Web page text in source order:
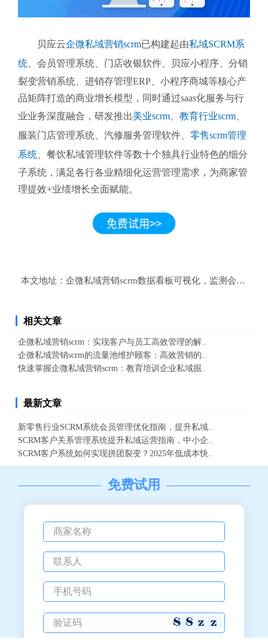
贝应云企微私域营销scrm已构建起由私域SCRM系
统 、会员管理系统、门店收银软件、贝应小程序、分销
裂变营销系统、进销存管理ERP、小程序商城等核心产
品矩阵打造的商业增长模型，同时通过saas化服务与行
业业务深度融合，研发推出美业scrm 教育行业scrm
服装门店管理系统、汽修服务管理软件、 零售scrm管理
系统 、餐饮私域管理软件等数十个独具行业特色的细分
子系统，满足各行各业精细化运营管理需求，为商家管
理提效+业绩增长全面赋能。
本文地址： 企微私域营销scrm数据看板可视化，监测会话质量
相关文章
企微私域营销scrm：实现客户与员工高效管理的解..
企微私域营销scrm的流量池维护顾客：高效营销的..
快速掌握企微私域营销scrm：教育培训企业私域掘..
最新文章
新零售行业SCRM系统会员管理优化指南，提升私域..
SCRM客户关系管理系统提升私域运营指南，中小企..
SCRM客户系统如何实现拼团裂变？2025年低成本快..
免费试用